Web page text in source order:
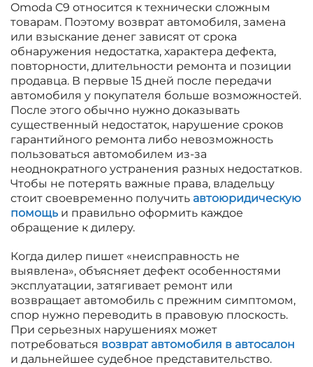
Omoda C9 относится к технически сложным
товарам. Поэтому возврат автомобиля, замена
или взыскание денег зависят от срока
обнаружения недостатка, характера дефекта,
повторности, длительности ремонта и позиции
продавца. В первые 15 дней после передачи
автомобиля у покупателя больше возможностей.
После этого обычно нужно доказывать
существенный недостаток, нарушение сроков
гарантийного ремонта либо невозможность
пользоваться автомобилем из-за
неоднократного устранения разных недостатков.
Чтобы не потерять важные права, владельцу
стоит своевременно получить автоюридическую
помощь и правильно оформить каждое
обращение к дилеру.
Когда дилер пишет «неисправность не
выявлена», объясняет дефект особенностями
эксплуатации, затягивает ремонт или
возвращает автомобиль с прежним симптомом,
спор нужно переводить в правовую плоскость.
При серьезных нарушениях может
потребоваться возврат автомобиля в автосалон
и дальнейшее судебное представительство.